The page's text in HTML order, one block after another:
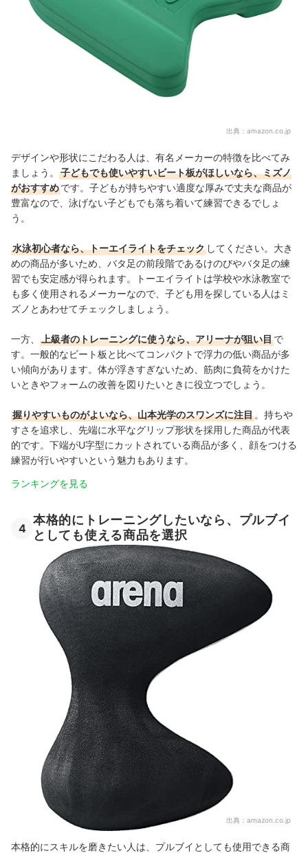
出典： amazon.co.jp
デザインや形状にこだわる人は、有名メーカーの特徴を比べてみ
ましょう。
子どもでも使いやすいビート板がほしいなら、ミズノ
がおすすめです。子どもが持ちやすい適度な厚みで丈夫な商品が
豊富なので、泳げない子どもでも落ち着いて練習できるでしょ
う。
水泳初心者なら、トーエイライトをチェック してください。大き
めの商品が多いため、バタ足の前段階であるけのびやバタ足の練
習でも安定感が得られます。トーエイライトは学校や水泳教室で
も多く使用されるメーカーなので、子ども用を探している人はミ
ズノとあわせてチェックしましょう。
一方、 上級者のトレーニングに使うなら、アリーナが狙い目で
す。一般的なビート板と比べてコンパクトで浮力の低い商品が多
い傾向があります。体が浮きすぎないため、筋肉に負荷をかけた
いときやフォームの改善を図りたいときに役立つでしょう。
握りやすいものがよいなら、山本光学のスワンズに注目 。持ちや
すさを追求し、先端に水平なグリップ形状を採用した商品が代表
的です。下端がU字型にカットされている商品が多く、顔をつける
練習が行いやすいという魅力もあります。
ランキングを見る
4
本格的にトレーニングしたいなら、プルブイ
としても使える商品を選択
出典： amazon.co.jp
本格的にスキルを磨きたい人は、プルブイとしても使用できる商